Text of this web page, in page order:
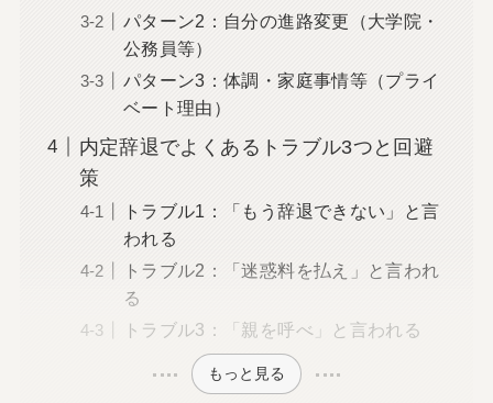
パターン2：自分の進路変更（大学院・
公務員等）
パターン3：体調・家庭事情等（プライ
ベート理由）
内定辞退でよくあるトラブル3つと回避
策
トラブル1：「もう辞退できない」と言
われる
トラブル2：「迷惑料を払え」と言われ
る
トラブル3：「親を呼べ」と言われる
もっと見る